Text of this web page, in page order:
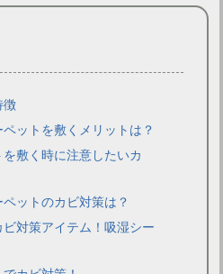
！クリーニング代の相場は？
徴
ットを敷くメリットは？
敷く時に注意したいカ
ットのカビ対策は？
対策アイテム！吸湿シー